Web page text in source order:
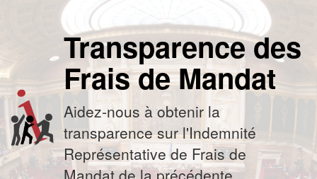
Transparence des
Frais de Mandat
Aidez-nous à obtenir la
transparence sur l'Indemnité
Représentative de Frais de
Mandat de la précédente